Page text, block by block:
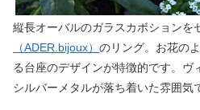
縦長オーバルのガラスカボションを
（ADER.bijoux） のリング。お花の
る台座のデザインが特徴的です。ヴ
シルバーメタルが落ち着いた雰囲気